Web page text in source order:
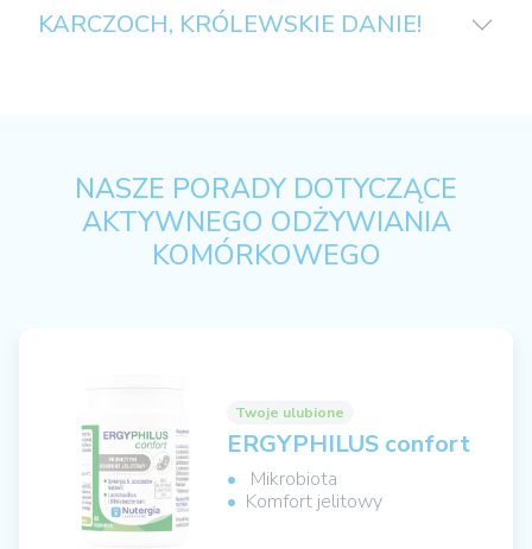
KARCZOCH, KRÓLEWSKIE DANIE!
NASZE PORADY DOTYCZĄCE
AKTYWNEGO ODŻYWIANIA
KOMÓRKOWEGO
Twoje ulubione
ERGYPHILUS confort
Mikrobiota
Komfort jelitowy